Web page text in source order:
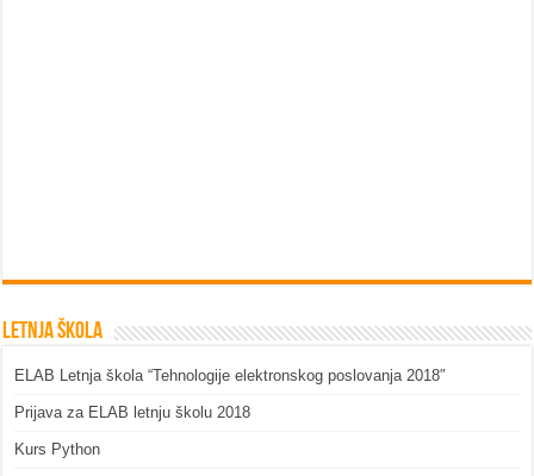
Letnja škola
ELAB Letnja škola “Tehnologije elektronskog poslovanja 2018″
Prijava za ELAB letnju školu 2018
Kurs Python